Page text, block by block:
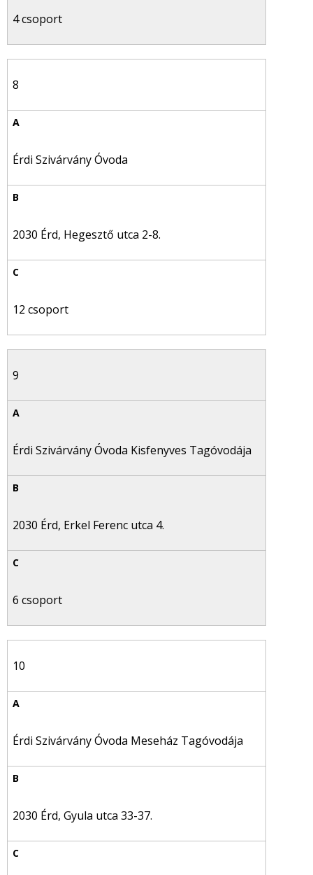
4 csoport
8
Érdi Szivárvány Óvoda
2030 Érd, Hegesztő utca 2-8.
12 csoport
9
Érdi Szivárvány Óvoda Kisfenyves Tagóvodája
2030 Érd, Erkel Ferenc utca 4.
6 csoport
10
Érdi Szivárvány Óvoda Meseház Tagóvodája
2030 Érd, Gyula utca 33-37.